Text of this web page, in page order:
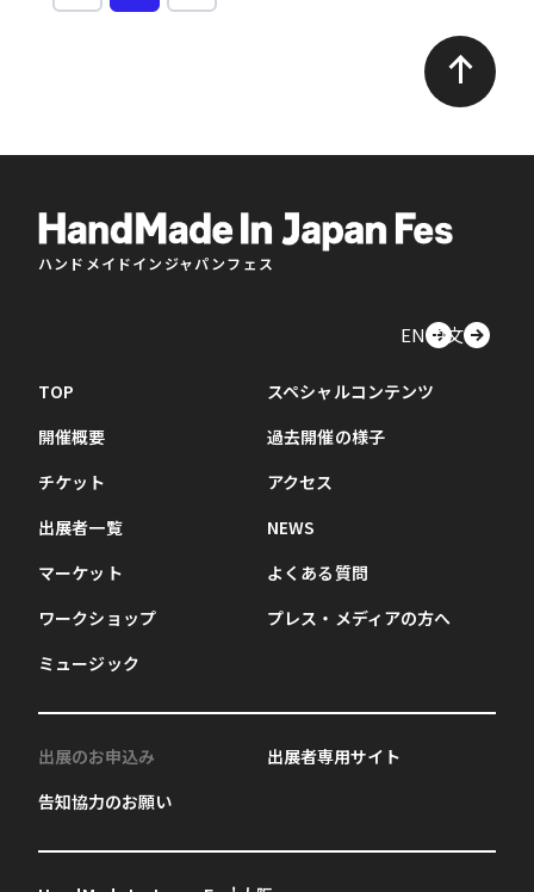
ハンドメイドインジャパンフェス
EN中文
TOP
開催概要
チケット
出展者一覧
マーケット
ワークショップ
ミュージック
スペシャルコンテンツ
過去開催の様子
アクセス
NEWS
よくある質問
プレス・メディアの方へ
出展のお申込み
告知協力のお願い
出展者専用サイト